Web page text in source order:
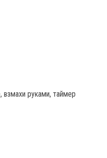
взмахи руками, таймер